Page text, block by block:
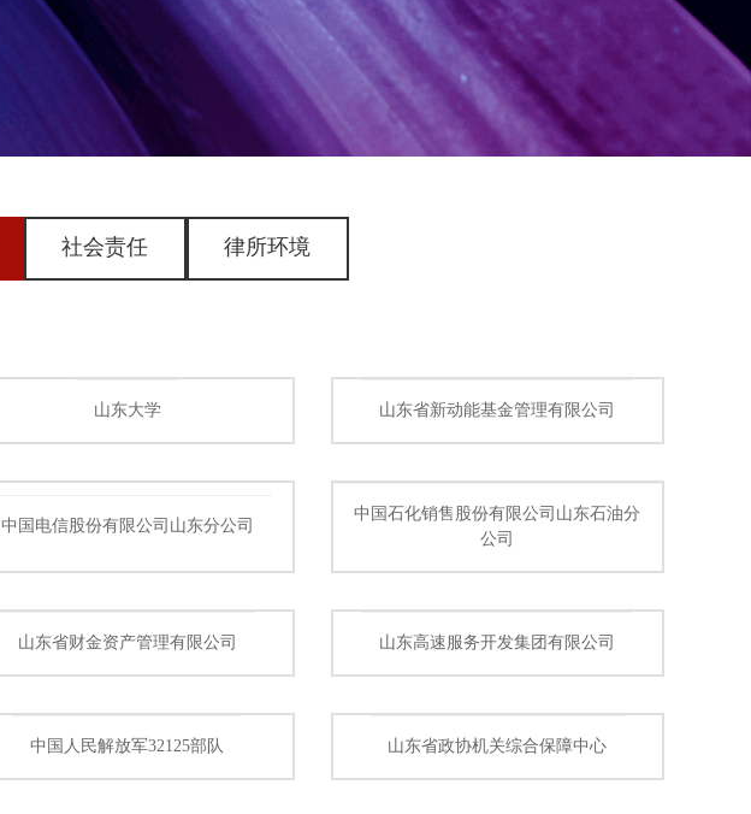
社会责任 律所环境
山东大学 山东省新动能基金管理有限公司
中国电信股份有限公司山东分公司
中国石化销售股份有限公司山东石油分
公司
山东省财金资产管理有限公司 山东高速服务开发集团有限公司
中国人民解放军32125部队 山东省政协机关综合保障中心